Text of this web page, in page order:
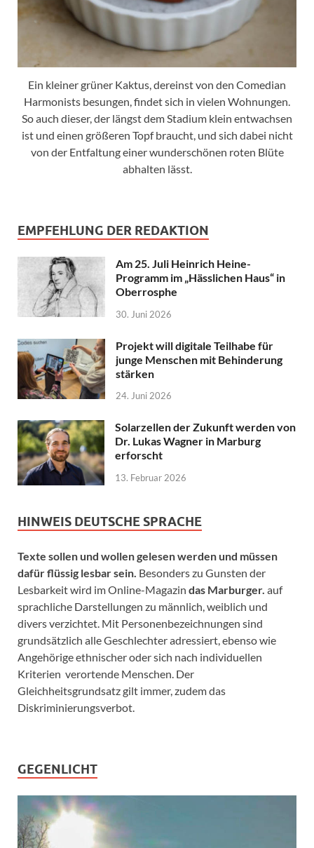
Ein kleiner grüner Kaktus, dereinst von den Comedian
Harmonists besungen, findet sich in vielen Wohnungen.
So auch dieser, der längst dem Stadium klein entwachsen
ist und einen größeren Topf braucht, und sich dabei nicht
von der Entfaltung einer wunderschönen roten Blüte
abhalten lässt.
EMPFEHLUNG DER REDAKTION
Am 25. Juli Heinrich Heine-
Programm im „Hässlichen Haus“ in
Oberrosphe
30. Juni 2026
Projekt will digitale Teilhabe für
junge Menschen mit Behinderung
stärken
24. Juni 2026
Solarzellen der Zukunft werden von
Dr. Lukas Wagner in Marburg
erforscht
13. Februar 2026
HINWEIS DEUTSCHE SPRACHE
Texte sollen und wollen gelesen werden und müssen
dafür flüssig lesbar sein. Besonders zu Gunsten der
Lesbarkeit wird im Online-Magazin das Marburger. auf
sprachliche Darstellungen zu männlich, weiblich und
divers verzichtet. Mit Personenbezeichnungen sind
grundsätzlich alle Geschlechter adressiert, ebenso wie
Angehörige ethnischer oder sich nach individuellen
Kriterien verortende Menschen. Der
Gleichheitsgrundsatz gilt immer, zudem das
Diskriminierungsverbot.
GEGENLICHT